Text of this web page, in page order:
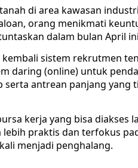
di area kawasan
orang menikmati
dalam bulan April
sistem rekrutmen
daring (online) untuk
antrean panjang yang
kerja yang bisa diakses
praktis dan terfokus
menjadi penghalang.